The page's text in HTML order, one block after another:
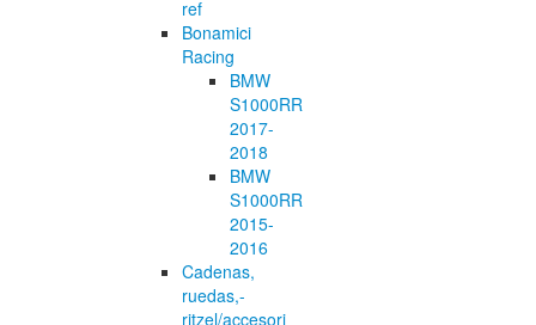
ref
Bonamici
Racing
BMW
S1000RR
2017-
2018
BMW
S1000RR
2015-
2016
Cadenas,
ruedas,-
ritzel/accesori